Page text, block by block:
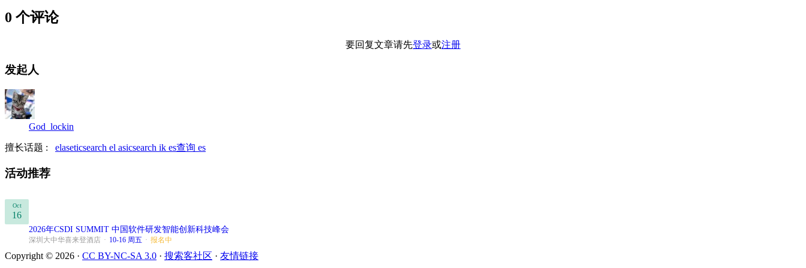
0 个评论
要回复文章请先登录或注册
发起人
God_lockin
擅长话题 : elaseticsearch el asicsearch ik es查询 es
活动推荐
Oct
16
2026年CSDI SUMMIT 中国软件研发智能创新科技峰会
深圳大中华喜来登酒店 · 10-16 周五 · 报名中
Copyright © 2026 · CC BY-NC-SA 3.0 · 搜索客社区 · 友情链接